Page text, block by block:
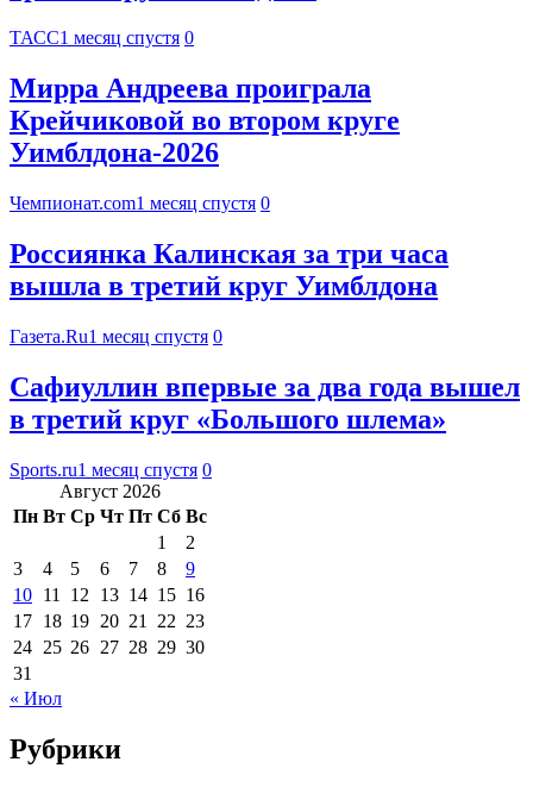
ТАСС1 месяц спустя 0
Мирра Андреева проиграла
Крейчиковой во втором круге
Уимблдона-2026
Чемпионат.com1 месяц спустя 0
Россиянка Калинская за три часа
вышла в третий круг Уимблдона
Газета.Ru1 месяц спустя 0
Сафиуллин впервые за два года вышел
в третий круг «Большого шлема»
Sports.ru1 месяц спустя 0
Август 2026
Пн Вт Ср Чт Пт Сб Вс
1
2
3
4 5 6 7 8
9
10 11 12 13 14 15 16
17 18 19 20 21 22 23
24 25 26 27 28 29 30
31
« Июл
Рубрики